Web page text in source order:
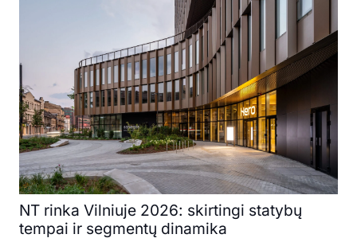
NT rinka Vilniuje 2026: skirtingi statybų
tempai ir segmentų dinamika